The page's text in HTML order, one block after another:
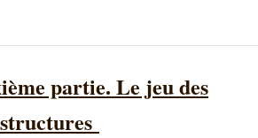
partie. Le jeu des